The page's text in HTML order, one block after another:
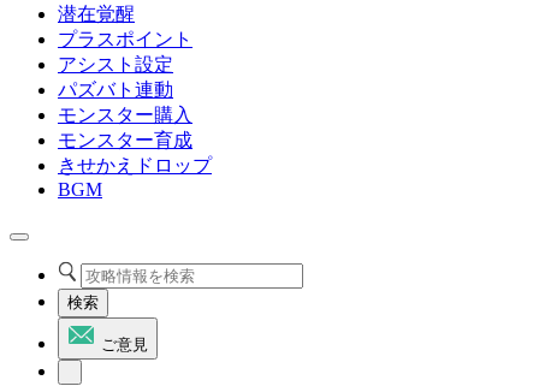
潜在覚醒
プラスポイント
アシスト設定
パズバト連動
モンスター購入
モンスター育成
きせかえドロップ
BGM
検索
ご意見